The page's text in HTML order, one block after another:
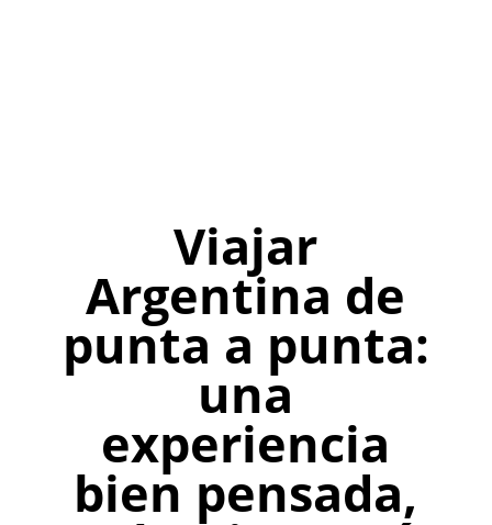
Viajar
Argentina de
punta a punta:
una
experiencia
bien pensada,